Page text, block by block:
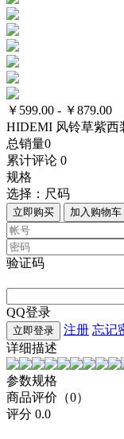
￥599.00 - ￥879.00
HIDEMI 风铃草紫西
总销量0
累计评论 0
规格
选择： 尺码
立即购买 加入购物车
验证码
QQ登录
立即登录 注册 忘记
详细描述
参数规格
商品评价（0）
评分 0.0